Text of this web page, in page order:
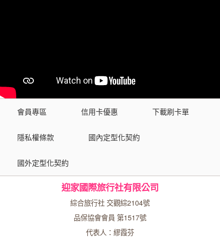
會員專區 信用卡優惠 下載刷卡單
隱私權條款 國內定型化契約
國外定型化契約
迎家國際旅行社有限公司
綜合旅行社 交觀綜2104號
品保協會會員 第1517號
代表人：繆霞芬